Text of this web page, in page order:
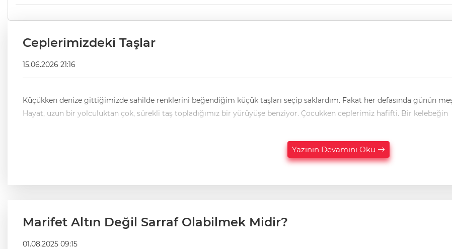
Ceplerimizdeki Taşlar
15.06.2026 21:16
Küçükken denize gittiğimizde sahilde renklerini beğendiğim küçük taşları seçip saklardım. Fakat her defasında günün
Hayat, uzun bir yolculuktan çok, sürekli taş topladığımız bir yürüyüşe benziyor. Çocukken ceplerimiz hafifti. Bir kelebeğin
Yazının Devamını Oku
Marifet Altın Değil Sarraf Olabilmek Midir?
01.08.2025 09:15